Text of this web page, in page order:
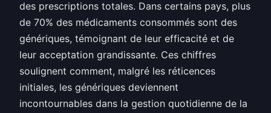
des prescriptions totales. Dans certains pays, plus
de 70% des médicaments consommés sont des
génériques, témoignant de leur efficacité et de
leur acceptation grandissante. Ces chiffres
soulignent comment, malgré les réticences
initiales, les génériques deviennent
incontournables dans la gestion quotidienne de la